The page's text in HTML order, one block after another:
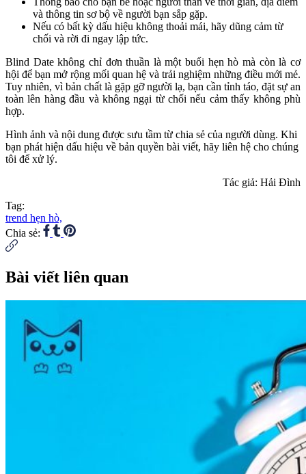
và thông tin sơ bộ về người bạn sắp gặp.
Nếu có bất kỳ dấu hiệu không thoải mái, hãy dũng cảm từ
chối và rời đi ngay lập tức.
Blind Date không chỉ đơn thuần là một buổi hẹn hò mà còn là cơ
hội để bạn mở rộng mối quan hệ và trải nghiệm những điều mới mẻ.
Tuy nhiên, vì bản chất là gặp gỡ người lạ, bạn cần tỉnh táo, đặt sự an
toàn lên hàng đầu và không ngại từ chối nếu cảm thấy không phù
hợp.
Hình ảnh và nội dung được sưu tầm từ chia sẻ của người dùng. Khi
bạn phát hiện dấu hiệu về bản quyền bài viết, hãy liên hệ cho chúng
tôi để xử lý.
Tác giả: Hải Đình
Tag:
trend hẹn hò,
Chia sẻ:
Bài viết liên quan